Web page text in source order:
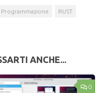
Programmazione RUST
ANCHE...
0